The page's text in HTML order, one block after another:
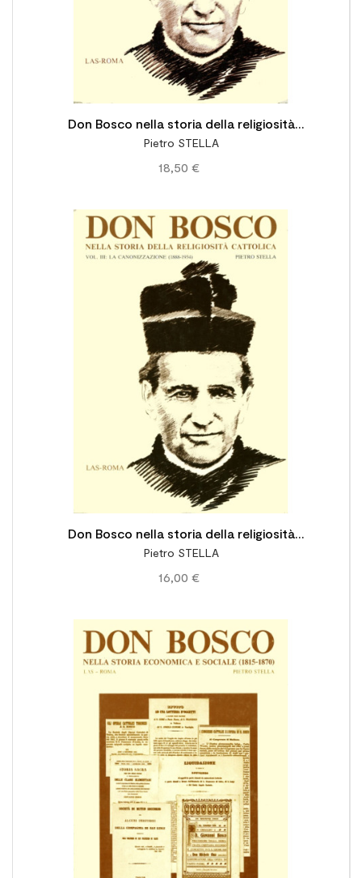
Don Bosco nella storia della religiosità
cattolica: vol. II: Mentalità religiosa e
spiritualità
Pietro STELLA
18,50 €
Don Bosco nella storia della religiosità
cattolica: vol. III: La canonizzazione (1888-
1934)
Pietro STELLA
16,00 €